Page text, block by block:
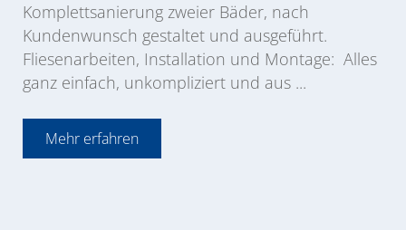
Komplettsanierung zweier Bäder, nach
Kundenwunsch gestaltet und ausgeführt.
Fliesenarbeiten, Installation und Montage: Alles
ganz einfach, unkompliziert und aus ...
Mehr erfahren